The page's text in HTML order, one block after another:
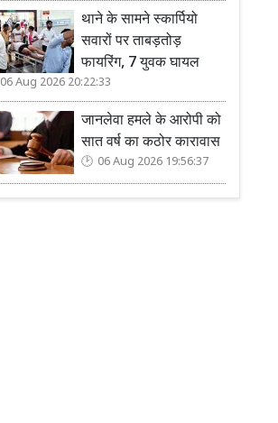
थाने के सामने स्कार्पियो
सवारों पर ताबड़तोड़
फायरिंग, 7 युवक घायल
06 Aug 2026 20:22:33
जानलेवा हमले के आरोपी को
सात वर्ष का कठोर कारावास
06 Aug 2026 19:56:37